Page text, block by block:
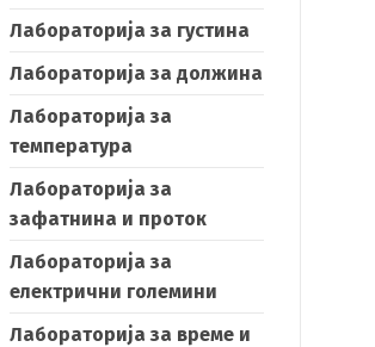
Лабораторија за густина
Лабораторија за должина
Лабораторија за
температура
Лабораторија за
зафатнина и проток
Лабораторија за
електрични големини
Лабораторија за време и